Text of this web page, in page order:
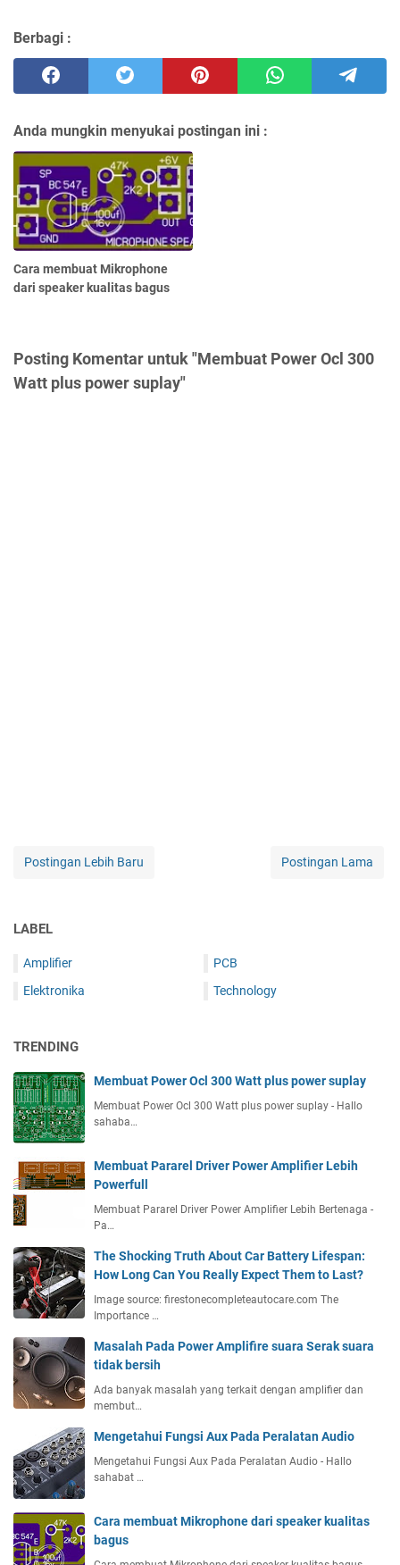
Berbagi :
Anda mungkin menyukai postingan ini :
Cara membuat Mikrophone
dari speaker kualitas bagus
Posting Komentar untuk "Membuat Power Ocl 300
Watt plus power suplay"
Postingan Lebih Baru Postingan Lama
LABEL
Amplifier
Elektronika
PCB
Technology
TRENDING
Membuat Power Ocl 300 Watt plus power suplay
Membuat Power Ocl 300 Watt plus power suplay - Hallo
sahaba…
Membuat Pararel Driver Power Amplifier Lebih
Powerfull
Membuat Pararel Driver Power Amplifier Lebih Bertenaga -
Pa…
The Shocking Truth About Car Battery Lifespan:
How Long Can You Really Expect Them to Last?
Image source: firestonecompleteautocare.com The
Importance …
Masalah Pada Power Amplifire suara Serak suara
tidak bersih
Ada banyak masalah yang terkait dengan amplifier dan
membut…
Mengetahui Fungsi Aux Pada Peralatan Audio
Mengetahui Fungsi Aux Pada Peralatan Audio - Hallo
sahabat …
Cara membuat Mikrophone dari speaker kualitas
bagus